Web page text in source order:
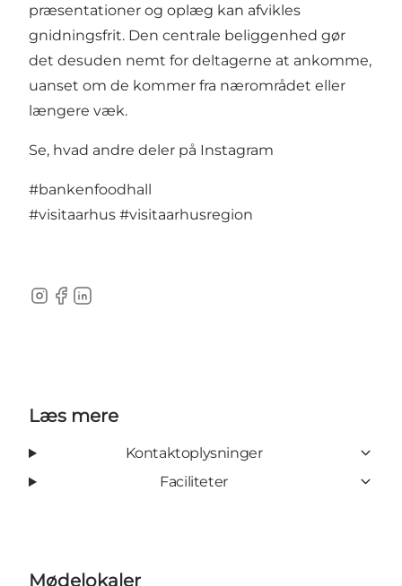
præsentationer og oplæg kan afvikles
gnidningsfrit. Den centrale beliggenhed gør
det desuden nemt for deltagerne at ankomme,
uanset om de kommer fra nærområdet eller
længere væk.
Se, hvad andre deler på Instagram
#bankenfoodhall
#visitaarhus #visitaarhusregion
Instagram
Facebook
LinkedIn
Læs mere
Kontaktoplysninger
Faciliteter
Mødelokaler